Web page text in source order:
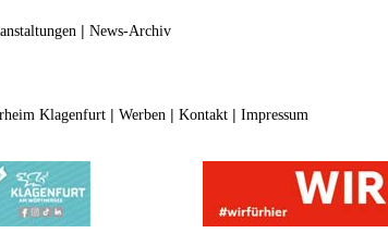
| News-Archiv
Klagenfurt| Werben | Kontakt| Impressum